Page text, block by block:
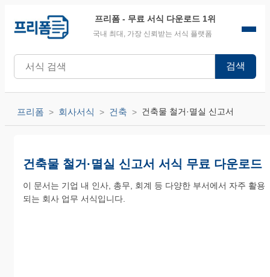
프리폼 - 무료 서식 다운로드 1위
국내 최대, 가장 신뢰받는 서식 플랫폼
검색
프리폼 회사서식 건축 건축물 철거·멸실 신고서
건축물 철거·멸실 신고서 서식 무료 다운로드
이 문서는 기업 내 인사, 총무, 회계 등 다양한 부서에서 자주 활용
되는 회사 업무 서식입니다.